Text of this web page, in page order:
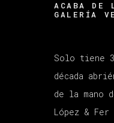
ACABA DE
GALERÍA
Solo tiene
década
de la mano
López &